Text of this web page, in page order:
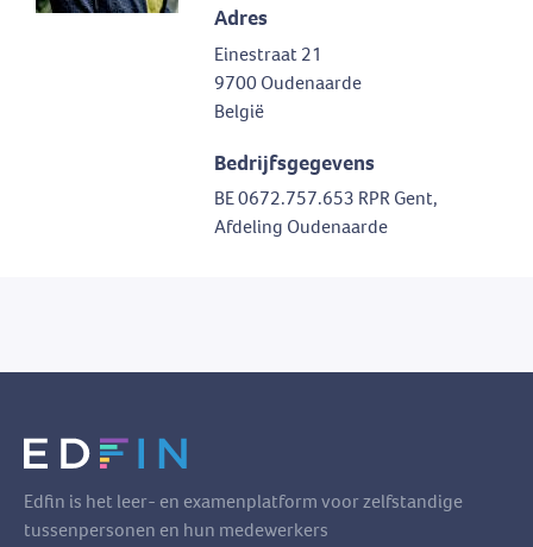
Adres
Einestraat 21
9700 Oudenaarde
België
Bedrijfsgegevens
BE 0672.757.653 RPR Gent,
Afdeling Oudenaarde
Edfin is het leer- en examenplatform voor zelfstandige
tussenpersonen en hun medewerkers